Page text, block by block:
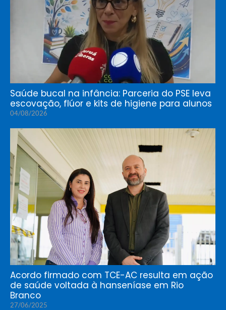
Saúde bucal na infância: Parceria do PSE leva
escovação, flúor e kits de higiene para alunos
04/08/2026
Acordo firmado com TCE-AC resulta em ação
de saúde voltada à hanseníase em Rio
Branco
27/06/2025